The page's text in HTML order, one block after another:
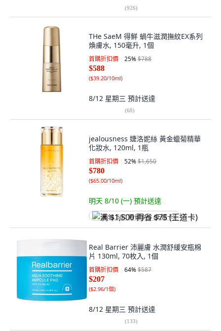
(926)
THe SaeM 得鮮 蝸牛滋潤撫紋EX系列
煥膚水, 150毫升, 1個
首購折扣價 25%$788
$588
($39.20/10ml)
8/12 星期三 預計送達
(68)
jealousness 婕洛妮絲 黃金蠟菊精華
化妝水, 120ml, 1瓶
首購折扣價 52%$1,650
$780
($65.00/10ml)
明天 8/10 (一) 預計送達
满 $1,500 再省 $75 (王道卡)
Real Barrier 沛麗膚 水潤舒緩安瓶棉
片 130ml, 70枚入, 1個
首購折扣價 64%$587
$207
($2.96/1個)
8/12 星期三 預計送達
(133)